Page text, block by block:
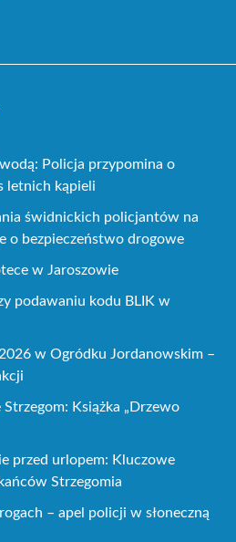
Policja przypomina o
letnich kąpieli
świdnickich policjantów na
o bezpieczeństwo drogowe
w Jaroszowie
podawaniu kodu BLIK w
w Ogródku Jordanowskim –
Książka „Drzewo
przed urlopem: Kluczowe
Strzegomia
– apel policji w słoneczną